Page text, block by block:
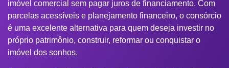
imóvel comercial sem pagar juros de financiamento. Com
parcelas acessíveis e planejamento financeiro, o consórcio
é uma excelente alternativa para quem deseja investir no
próprio patrimônio, construir, reformar ou conquistar o
imóvel dos sonhos.